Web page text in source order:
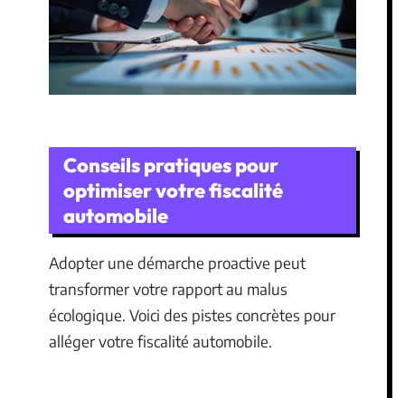
Conseils pratiques pour
optimiser votre fiscalité
automobile
Adopter une démarche proactive peut
transformer votre rapport au malus
écologique. Voici des pistes concrètes pour
alléger votre fiscalité automobile.